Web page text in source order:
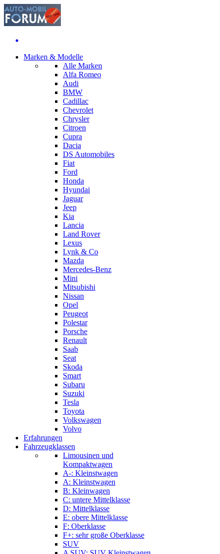
Marken & Modelle
Alle Marken
Alfa Romeo
Audi
BMW
Cadillac
Chevrolet
Chrysler
Citroen
Cupra
Dacia
DS Automobiles
Fiat
Ford
Honda
Hyundai
Jaguar
Jeep
Kia
Lancia
Land Rover
Lexus
Lynk & Co
Mazda
Mercedes-Benz
Mini
Mitsubishi
Nissan
Opel
Peugeot
Polestar
Porsche
Renault
Saab
Seat
Skoda
Smart
Subaru
Suzuki
Tesla
Toyota
Volkswagen
Volvo
Erfahrungen
Fahrzeugklassen
Limousinen und
Kompaktwagen
A-: Kleinstwagen
A: Kleinstwagen
B: Kleinwagen
C: untere Mittelklasse
D: Mittelklasse
E: obere Mittelklasse
F: Oberklasse
F+: sehr große Oberklasse
SUV